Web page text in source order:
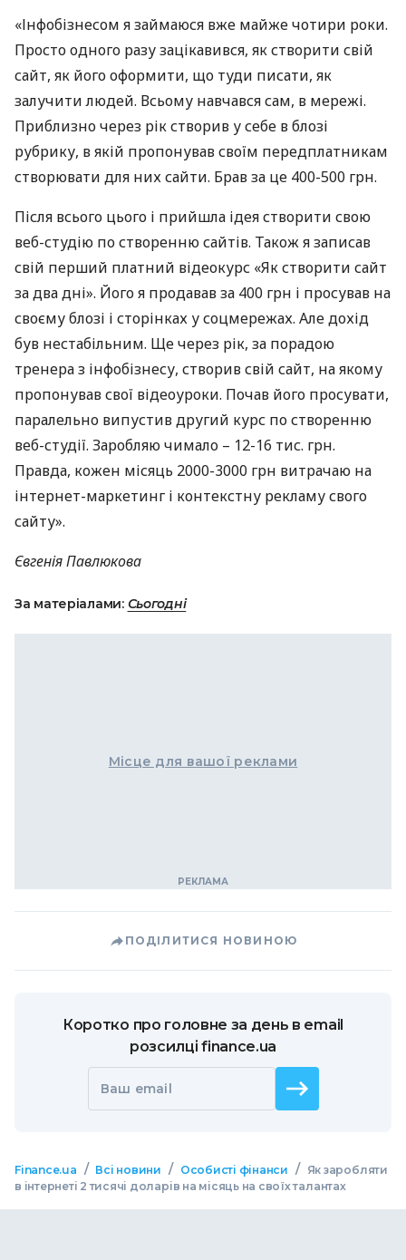
«Інфобізнесом я займаюся вже майже чотири роки.
Просто одного разу зацікавився, як створити свій
сайт, як його оформити, що туди писати, як
залучити людей. Всьому навчався сам, в мережі.
Приблизно через рік створив у себе в блозі
рубрику, в якій пропонував своїм передплатникам
створювати для них сайти. Брав за це 400-500 грн.
Після всього цього і прийшла ідея створити свою
веб-студію по створенню сайтів. Також я записав
свій перший платний відеокурс «Як створити сайт
за два дні». Його я продавав за 400 грн і просував на
своєму блозі і сторінках у соцмережах. Але дохід
був нестабільним. Ще через рік, за порадою
тренера з інфобізнесу, створив свій сайт, на якому
пропонував свої відеоуроки. Почав його просувати,
паралельно випустив другий курс по створенню
веб-студії. Заробляю чимало – 12-16 тис. грн.
Правда, кожен місяць 2000-3000 грн витрачаю на
інтернет-маркетинг і контекстну рекламу свого
сайту».
Євгенія Павлюкова
За матеріалами: Сьогодні
Місце для вашої реклами
ПОДІЛИТИСЯ НОВИНОЮ
Коротко про головне за день в email
розсилці finance.ua
Ваш email
Finance.ua / Всі новини / Особисті фінанси /
Як заробляти
в інтернеті 2 тисячі доларів на місяць на своїх талантах